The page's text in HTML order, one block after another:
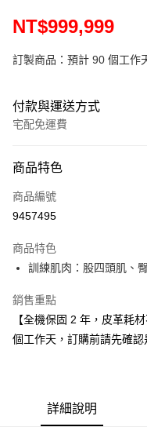
NT$999,999
訂製商品：預計 90 個工作
付款與運送方式
宅配免運費
信用卡一次付款
運送方式
小型商品提供宅配服務；
區及離島，另行報價約
商品特色
商品編號
9457495
商品特色
訓練肌肉：股四頭肌、
銷售重點
【全機保固 2 年，皮革耗
個工作天，訂購前請先確
詳細說明